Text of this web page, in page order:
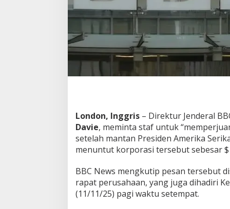
a
t
B
R
p
l
i
u
n
!
London, Inggris – Direktur Jenderal
Davie, meminta staf untuk
setelah mantan Presiden Amerika
menuntut korporasi tersebut sebesar $
BBC News mengkutip pesan tersebut
rapat perusahaan, yang juga dihadiri
(11/11/25) pagi waktu setempat.